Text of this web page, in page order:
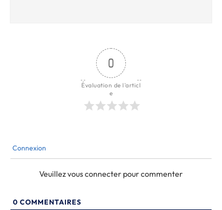
0
Évaluation de l'articl
e
Connexion
Veuillez vous connecter pour commenter
0 COMMENTAIRES